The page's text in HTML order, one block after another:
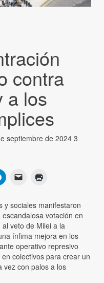
contra
a los
septiembre de 20243
y sociales manifestaron
votación en
veto de Milei a la
ínfima mejora en los
operativo represivo
colectivos para crear un
vez con palos a los